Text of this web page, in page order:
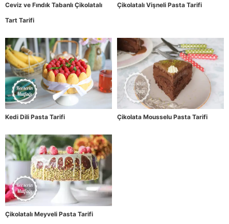
Ceviz ve Fındık Tabanlı Çikolatalı
Tart Tarifi
Çikolatalı Vişneli Pasta Tarifi
Kedi Dili Pasta Tarifi Çikolata Mousselu Pasta Tarifi
Çikolatalı Meyveli Pasta Tarifi